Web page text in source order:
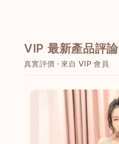
VIP 最新產品評論
真實評價 · 來自 VIP 會員